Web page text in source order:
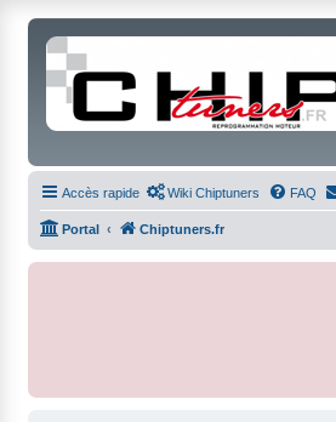
Accès rapide Wiki Chiptuners FAQ
Portal Chiptuners.fr